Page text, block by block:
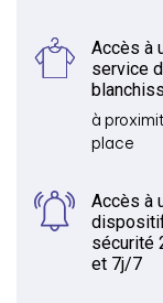
Accès à
service
à
place
Accès à
sécurité
et 7j/7